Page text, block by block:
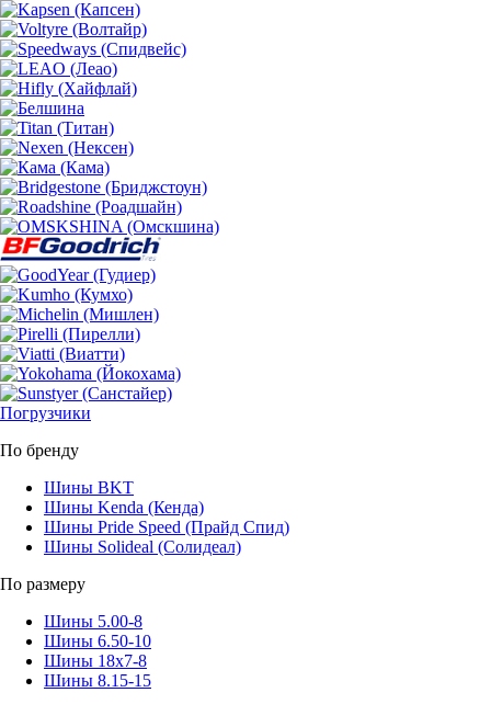
Погрузчики
По бренду
Шины BKT
Шины Kenda (Кенда)
Шины Pride Speed (Прайд Спид)
Шины Solideal (Солидеал)
По размеру
Шины 5.00-8
Шины 6.50-10
Шины 18x7-8
Шины 8.15-15